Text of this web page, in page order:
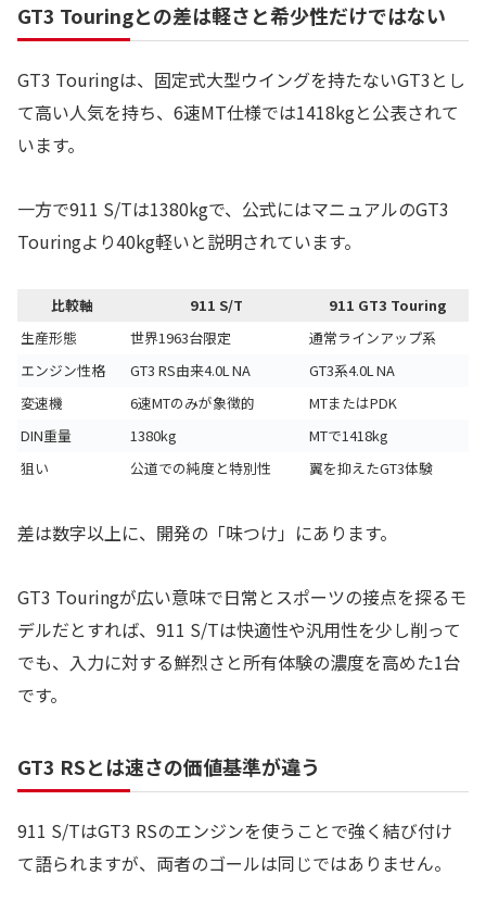
GT3 Touringとの差は軽さと希少性だけではない
GT3 Touringは、固定式大型ウイングを持たないGT3とし
て高い人気を持ち、6速MT仕様では1418kgと公表されて
います。
一方で911 S/Tは1380kgで、公式にはマニュアルのGT3
Touringより40kg軽いと説明されています。
比較軸 911 S/T
911 GT3 Touring
生産形態
世界1963台限定
通常ラインアップ系
エンジン性格
GT3 RS由来4.0L NA
GT3系4.0L NA
変速機
6速MTのみが象徴的
MTまたはPDK
DIN重量
1380kg
MTで1418kg
狙い
公道での純度と特別性 翼を抑えたGT3体験
差は数字以上に、開発の「味つけ」にあります。
GT3 Touringが広い意味で日常とスポーツの接点を探るモ
デルだとすれば、911 S/Tは快適性や汎用性を少し削って
でも、入力に対する鮮烈さと所有体験の濃度を高めた1台
です。
GT3 RSとは速さの価値基準が違う
911 S/TはGT3 RSのエンジンを使うことで強く結び付け
て語られますが、両者のゴールは同じではありません。